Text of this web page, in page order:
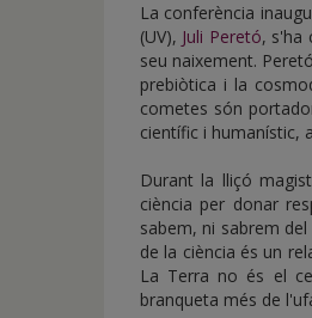
La conferència
(UV), Juli Peretó, s'ha
seu naixement.
prebiòtica i la
cometes són
científic i humanístic,
Durant la lliçó
ciència per donar
sabem, ni sabrem
de la ciència és un
La Terra no és el
branqueta més de